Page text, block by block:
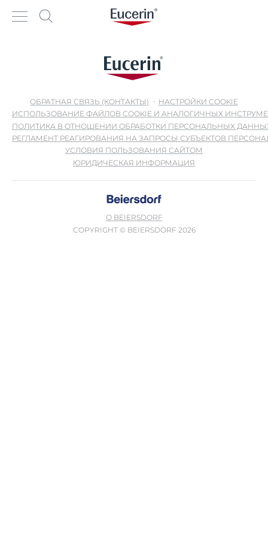
ОБРАТНАЯ СВЯЗЬ (КОНТАКТЫ)
НАСТРОЙКИ COOKIE
ИСПОЛЬЗОВАНИЕ ФАЙЛОВ COOKIE И АНАЛОГИЧНЫХ
ПОЛИТИКА В ОТНОШЕНИИ ОБРАБОТКИ ПЕРСОНАЛЬНЫХ
РЕГЛАМЕНТ РЕАГИРОВАНИЯ НА ЗАПРОСЫ СУБЪЕКТОВ
УСЛОВИЯ ПОЛЬЗОВАНИЯ САЙТОМ
ЮРИДИЧЕСКАЯ ИНФОРМАЦИЯ
О BEIERSDORF
COPYRIGHT © BEIERSDORF 2026